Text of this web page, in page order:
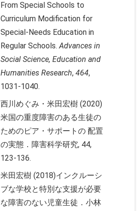
From Special Schools to
Curriculum Modification for
Special-Needs Education in
Regular Schools.Advances in
Social Science, Education and
Humanities Research, 464,
1031-1040.
西川めぐみ・米田宏樹 (2020)
米国の重度障害のある生徒の
ためのピア・サポートの 配置
の実態．障害科学研究, 44,
123-136.
米田宏樹 (2018)インクルーシ
ブな学校と特別な支援が必要
な障害のない児童生徒．小林